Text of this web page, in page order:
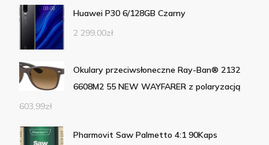
Huawei P30 6/128GB Czarny
2 299,00zł
Okulary przeciwsłoneczne Ray-Ban® 2132
6608M2 55 NEW WAYFARER z polaryzacją
603,99zł
Pharmovit Saw Palmetto 4:1 90Kaps